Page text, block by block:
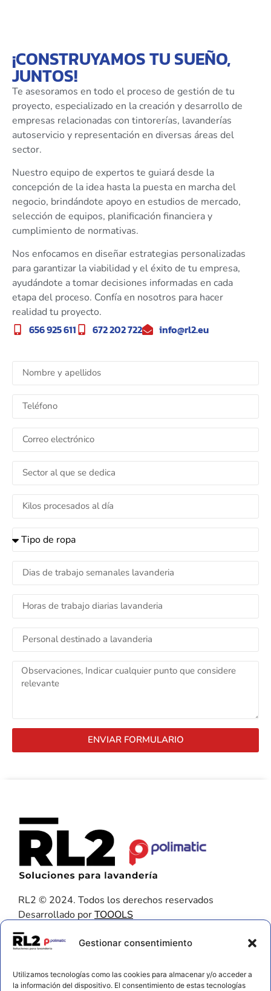
Gestionar consentimiento
Utilizamos tecnologías como las cookies para almacenar y/o acceder a
la información del dispositivo. El consentimiento de estas tecnologías
¡CONSTRUYAMOS TU SUEÑO,
JUNTOS!
Te asesoramos en todo el proceso de gestión de tu
proyecto, especializado en la creación y desarrollo de
empresas relacionadas con tintorerías, lavanderías
autoservicio y representación en diversas áreas del
sector.
Nuestro equipo de expertos te guiará desde la
concepción de la idea hasta la puesta en marcha del
negocio, brindándote apoyo en estudios de mercado,
selección de equipos, planificación financiera y
cumplimiento de normativas.
Nos enfocamos en diseñar estrategias personalizadas
para garantizar la viabilidad y el éxito de tu empresa,
ayudándote a tomar decisiones informadas en cada
etapa del proceso. Confía en nosotros para hacer
realidad tu proyecto.
656 925 611 672 202 722 info@rl2.eu
ENVIAR FORMULARIO
RL2 © 2024. Todos los derechos reservados
Desarrollado porTOOOLS
Contacto
672 202 722